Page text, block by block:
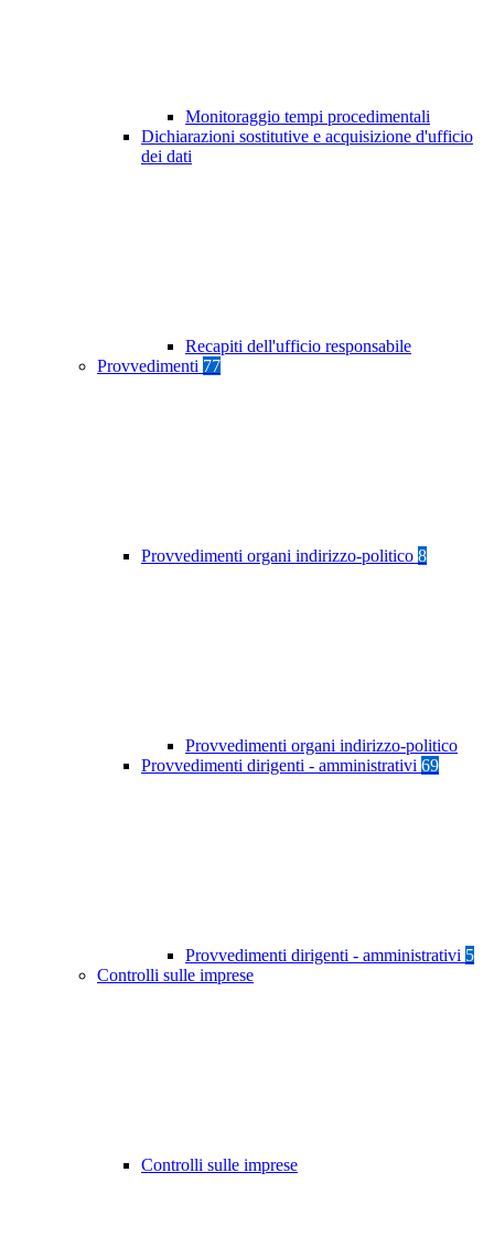
Monitoraggio tempi procedimentali
Dichiarazioni sostitutive e acquisizione d'ufficio
dei dati
Recapiti dell'ufficio responsabile
Provvedimenti 77
Provvedimenti organi indirizzo-politico 8
Provvedimenti organi indirizzo-politico
Provvedimenti dirigenti - amministrativi 69
Provvedimenti dirigenti - amministrativi 5
Controlli sulle imprese
Controlli sulle imprese